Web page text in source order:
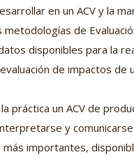
en un ACV y la
metodologías de
disponibles para la
de impactos de
práctica un ACV de
y
importantes,